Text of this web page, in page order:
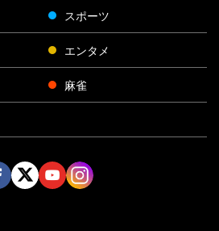
スポーツ
エンタメ
麻雀